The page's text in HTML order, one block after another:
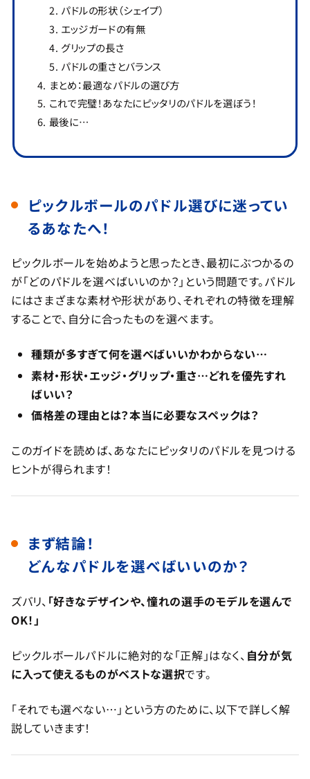
パドルの形状（シェイプ）
エッジガードの有無
グリップの長さ
パドルの重さとバランス
まとめ：最適なパドルの選び方
これで完璧！あなたにピッタリのパドルを選ぼう！
最後に…
ピックルボールのパドル選びに迷ってい
るあなたへ！
ピックルボールを始めようと思ったとき、最初にぶつかるの
が「どのパドルを選べばいいのか？」という問題です。パドル
にはさまざまな素材や形状があり、それぞれの特徴を理解
することで、自分に合ったものを選べます。
種類が多すぎて何を選べばいいかわからない…
素材・形状・エッジ・グリップ・重さ…どれを優先すれ
ばいい？
価格差の理由とは？本当に必要なスペックは？
このガイドを読めば、あなたにピッタリのパドルを見つける
ヒントが得られます！
まず結論！
どんなパドルを選べばいいのか？
ズバリ、 「好きなデザインや、憧れの選手のモデルを選んで
OK！」
ピックルボールパドルに絶対的な「正解」はなく、 自分が気
に入って使えるものがベストな選択です。
「それでも選べない…」という方のために、以下で詳しく解
説していきます！